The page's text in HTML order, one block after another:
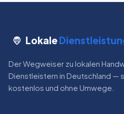
Lokale
Der Wegweiser zu lokalen
Dienstleistern in Deutschland —
kostenlos und ohne Umwege.